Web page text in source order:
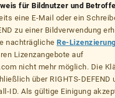
für Bildnutzer und
eine E-Mail oder ein
zu einer Bildverwendung
nachträgliche Re-Lizenzierung
Lizenzangebote auf
nicht mehr möglich. Die
über RIGHTS-DEFEND
ID. Als gültige Einigung